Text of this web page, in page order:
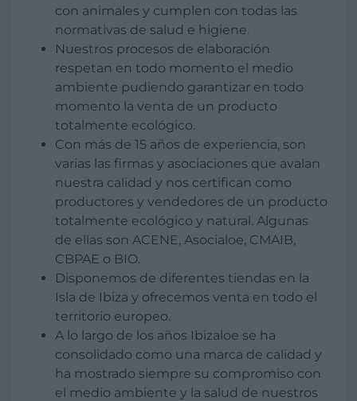
con animales y cumplen con todas las
normativas de salud e higiene.
Nuestros procesos de elaboración
respetan en todo momento el medio
ambiente pudiendo garantizar en todo
momento la venta de un producto
totalmente ecológico.
Con más de 15 años de experiencia, son
varias las firmas y asociaciones que avalan
nuestra calidad y nos certifican como
productores y vendedores de un producto
totalmente ecológico y natural. Algunas
de ellas son ACENE, Asocialoe, CMAIB,
CBPAE o BIO.
Disponemos de diferentes tiendas en la
Isla de Ibiza y ofrecemos venta en todo el
territorio europeo.
A lo largo de los años Ibizaloe se ha
consolidado como una marca de calidad y
ha mostrado siempre su compromiso con
el medio ambiente y la salud de nuestros